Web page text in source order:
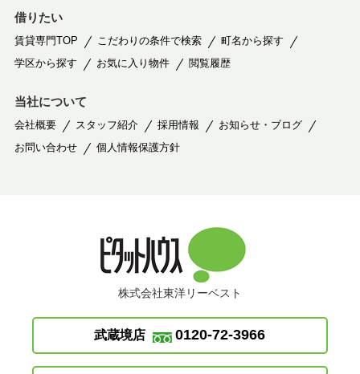
借りたい
賃貸専門TOP こだわりの条件で検索
町名から探す
学区から探す
お気に入り物件 閲覧履歴
当社について
会社概要 スタッフ紹介 採用情報
お知らせ・ブログ
お問い合わせ
個人情報保護方針
株式会社東洋リーベスト
武蔵境店 0120-72-3966